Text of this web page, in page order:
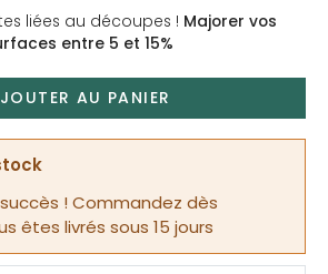
liées au découpes ! Majorer vos
entre 5 et 15%
AU PANIER
! Commandez dès
êtes livrés sous 15 jours